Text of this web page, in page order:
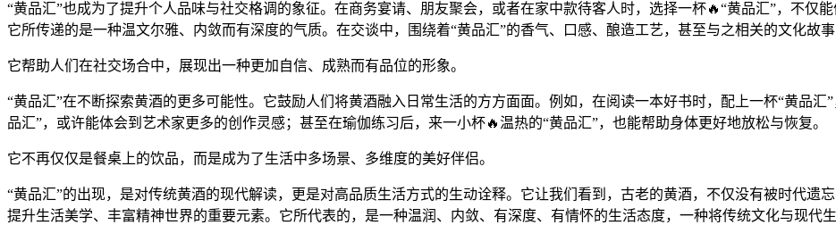
“黄品汇”也成为了提升个人品味与社交格调的象征。在商务宴请、朋友聚会，或者在家中款待客人时，选择一杯🔥“黄品汇”，不仅
它所传递的是一种温文尔雅、内敛而有深度的气质。在交谈中，围绕着“黄品汇”的香气、口感、酿造工艺，甚至与之相关的文化故
它帮助人们在社交场合中，展现出一种更加自信、成熟而有品位的形象。
“黄品汇”在不断探索黄酒的更多可能性。它鼓励人们将黄酒融入日常生活的方方面面。例如，在阅读一本好书时，配上一杯“黄品
品汇”，或许能体会到艺术家更多的创作灵感；甚至在瑜伽练习后，来一小杯🔥温热的“黄品汇”，也能帮助身体更好地放松与恢复。
它不再仅仅是餐桌上的饮品，而是成为了生活中多场景、多维度的美好伴侣。
“黄品汇”的出现，是对传统黄酒的现代解读，更是对高品质生活方式的生动诠释。它让我们看到，古老的黄酒，不仅没有被时代遗
提升生活美学、丰富精神世界的重要元素。它所代表的，是一种温润、内敛、有深度、有情怀的生活态度，一种将传统文化与现代生